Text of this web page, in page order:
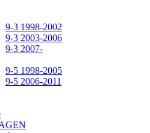
9-3 1998-2002
9-3 2003-2006
9-3 2007-
9-5 1998-2005
9-5 2006-2011